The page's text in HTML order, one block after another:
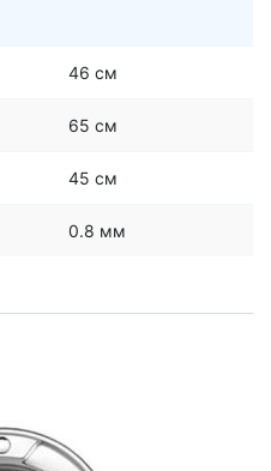
46 см
65 см
45 см
0.8 мм